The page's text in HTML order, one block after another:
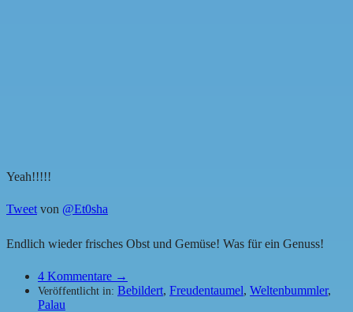
Yeah!!!!!
Tweet von @Et0sha
Endlich wieder frisches Obst und Gemüse! Was für ein Genuss!
4 Kommentare →
Veröffentlicht in: Bebildert, Freudentaumel, Weltenbummler,
Palau